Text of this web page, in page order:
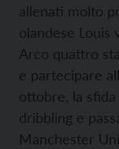
allenati molto
olandese Louis
Arco quattro
e partecipare
ottobre, la sfida
dribbling e
Manchester